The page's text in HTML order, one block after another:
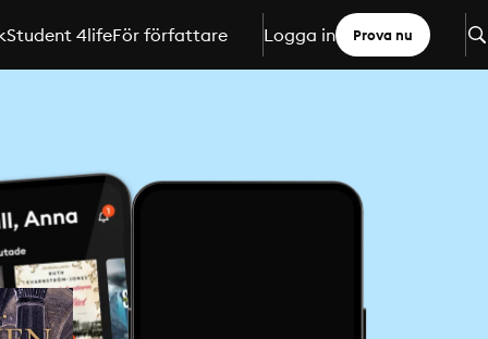
Student 4lifeFör författare Logga in Prova nu